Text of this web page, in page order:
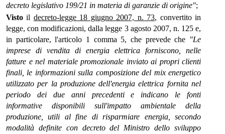
decreto legislativo 199/21 in materia di garanzie di origine";
Visto il decreto-legge 18 giugno 2007, n. 73, convertito in
legge, con modificazioni, dalla legge 3 agosto 2007, n. 125 e,
in particolare, l'articolo 1 comma 5, che prevede che "Le
imprese di vendita di energia elettrica forniscono, nelle
fatture e nel materiale promozionale inviato ai propri clienti
finali, le informazioni sulla composizione del mix energetico
utilizzato per la produzione dell'energia elettrica fornita nel
periodo dei due anni precedenti e indicano le fonti
informative disponibili sull'impatto ambientale della
produzione, utili al fine di risparmiare energia, secondo
modalità definite con decreto del Ministro dello sviluppo